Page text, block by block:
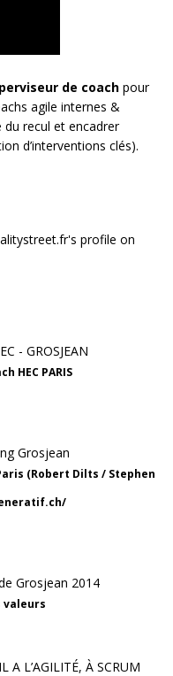
de coach pour
agile internes &
du recul et encadrer
d’interventions clés).
HEC PARIS
(Robert Dilts / Stephen
valeurs
A L’AGILITÉ, À SCRUM